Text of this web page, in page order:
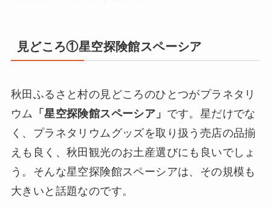
見どころ①星空探険館スペーシア
秋田ふるさと村の見どころのひとつがプラネタリ
ウム 「星空探険館スペーシア」 です。星だけでな
く、プラネタリウムグッズを取り扱う売店の品揃
えも良く、秋田観光のお土産選びにも良いでしょ
う。そんな星空探険館スペーシアは、その規模も
大きいと話題なのです。